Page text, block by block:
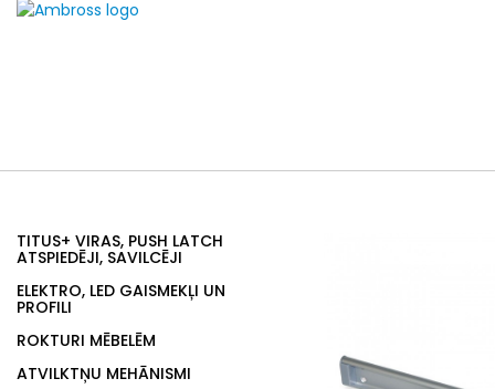
TITUS+ VIRAS, PUSH LATCH
ATSPIEDĒJI, SAVILCĒJI
ELEKTRO, LED GAISMEKĻI UN
PROFILI
ROKTURI MĒBELĒM
ATVILKTŅU MEHĀNISMI